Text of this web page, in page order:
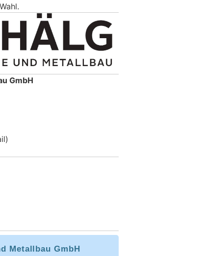
GmbH
Metallbau GmbH